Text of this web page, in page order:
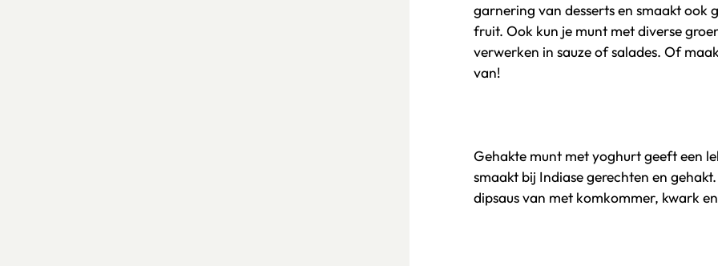
garnering van desserts en smaakt ook
fruit. Ook kun je munt met diverse
verwerken in sauze of salades. Of
van!
Gehakte munt met yoghurt geeft een
smaakt bij Indiase gerechten en
dipsaus van met komkommer, kwark